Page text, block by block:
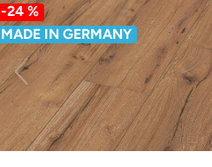
-24 %
MADE IN GERMANY